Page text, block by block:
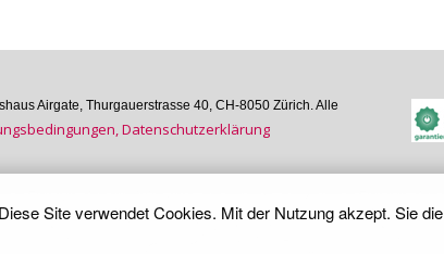
Airgate, Thurgauer­strasse 40, CH-8050 Zürich. Alle
Daten­schutz­er­klärung
Diese Site verwendet Cookies. Mit der Nutzung akzept. Sie die